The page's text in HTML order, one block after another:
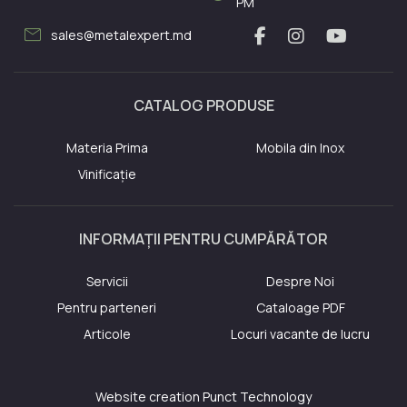
mail sales@metalexpert.md
CATALOG PRODUSE
Materia Prima
Mobila din Inox
Vinificație
INFORMAȚII PENTRU CUMPĂRĂTOR
Servicii
Despre Noi
Pentru parteneri
Cataloage PDF
Articole
Locuri vacante de lucru
Website creation Punct Technology